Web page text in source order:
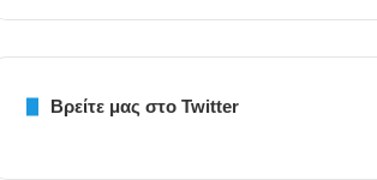
Βρείτε μας στο Twitter